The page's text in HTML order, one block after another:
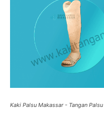
Kaki Palsu Makassar - Tangan